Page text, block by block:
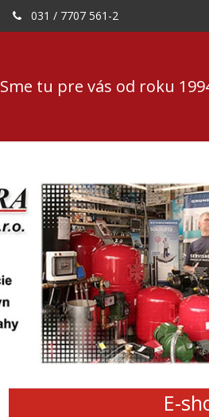
Sme tu pre vás od roku
031 / 7707 561-2
E-